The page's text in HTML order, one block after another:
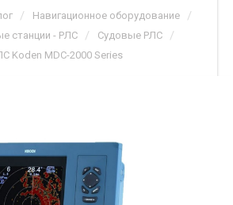
/ Навигационное оборудование /
станции - РЛС / Судовые РЛС /
Koden MDC-2000 Series